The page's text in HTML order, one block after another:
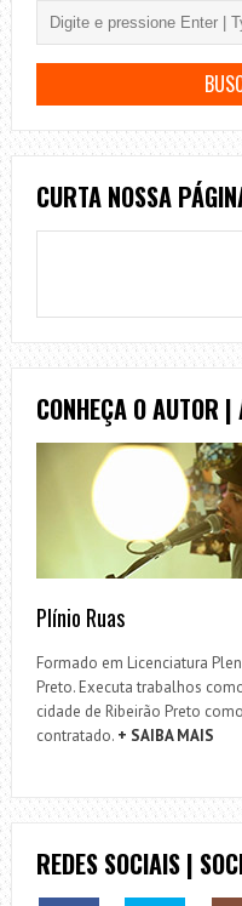
CURTA NOSSA
CONHEÇA O AUTOR
Plínio Ruas
Formado em Licenciatura
Preto. Executa trabalhos
cidade de Ribeirão Preto
contratado. + SAIBA MAIS
REDES SOCIAIS |